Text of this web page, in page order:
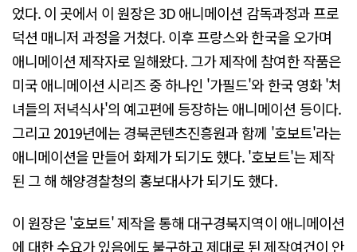
었다. 이 곳에서 이 원장은 3D 애니메이션 감독과정과 프로
덕션 매니저 과정을 거쳤다. 이후 프랑스와 한국을 오가며
애니메이션 제작자로 일해왔다. 그가 제작에 참여한 작품은
미국 애니메이션 시리즈 중 하나인 '가필드'와 한국 영화 '처
녀들의 저녁식사'의 예고편에 등장하는 애니메이션 등이다.
그리고 2019년에는 경북콘텐츠진흥원과 함께 '호보트'라는
애니메이션을 만들어 화제가 되기도 했다. '호보트'는 제작
된 그 해 해양경찰청의 홍보대사가 되기도 했다.
이 원장은 '호보트' 제작을 통해 대구경북지역이 애니메이션
에 대한 수요가 있음에도 불구하고 제대로 된 제작여건이 안